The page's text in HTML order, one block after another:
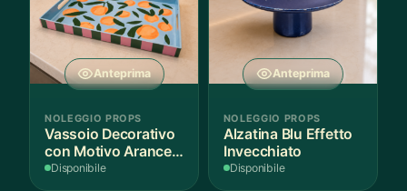
Anteprima
NOLEGGIO PROPS
Vassoio Decorativo
con Motivo Arance e
Foglie
Disponibile
Anteprima
NOLEGGIO PROPS
Alzatina Blu Effetto
Invecchiato
Disponibile